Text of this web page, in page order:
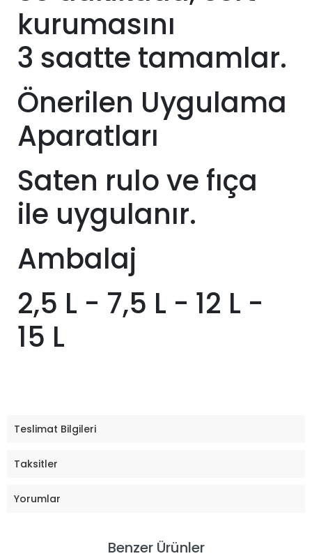
kurumasını
3 saatte tamamlar.
Önerilen Uygulama
Aparatları
Saten rulo ve fıça
ile uygulanır.
Ambalaj
2,5 L - 7,5 L - 12 L -
15 L
Teslimat Bilgileri
Taksitler
Yorumlar
Benzer Ürünler